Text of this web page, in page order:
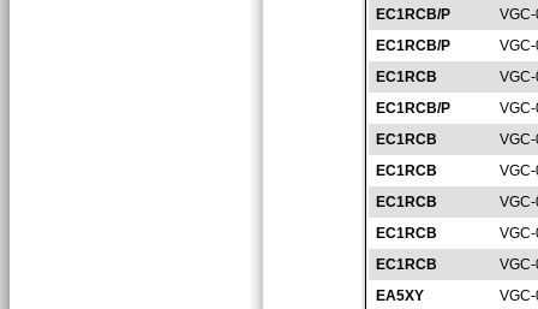
EC1RCB/P
EC1RCB/P
EC1RCB
EC1RCB/P
EC1RCB
EC1RCB
EC1RCB
EC1RCB
EC1RCB
EA5XY